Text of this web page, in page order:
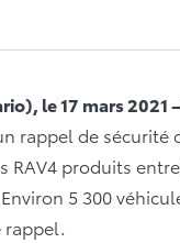
le 17 mars 2021 –
rappel de sécurité
RAV4 produits
5 300
rappel.